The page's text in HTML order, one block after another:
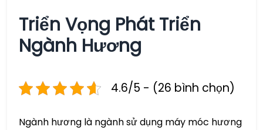
Triển Vọng Phát Triển
Ngành Hương
4.6/5 - (26 bình chọn)
Ngành hương là ngành sử dụng máy móc hương